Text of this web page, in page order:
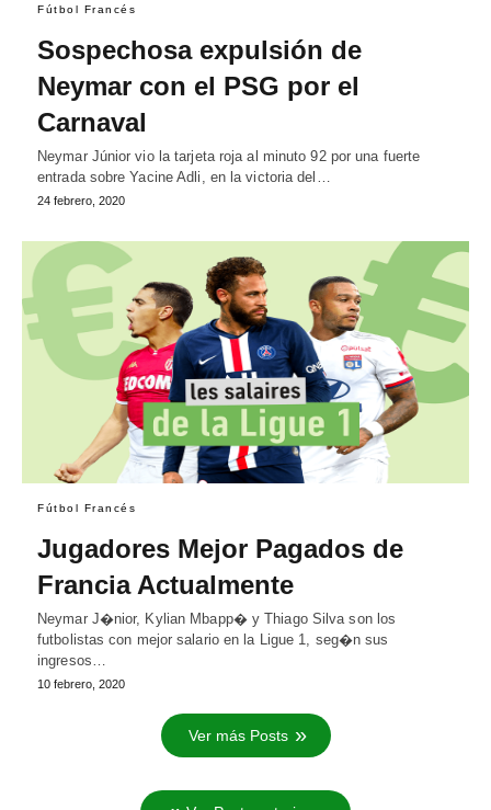
Fútbol Francés
Sospechosa expulsión de
Neymar con el PSG por el
Carnaval
Neymar Júnior vio la tarjeta roja al minuto 92 por una fuerte
entrada sobre Yacine Adli, en la victoria del…
24 febrero, 2020
Fútbol Francés
Jugadores Mejor Pagados de
Francia Actualmente
Neymar J�nior, Kylian Mbapp� y Thiago Silva son los
futbolistas con mejor salario en la Ligue 1, seg�n sus
ingresos…
10 febrero, 2020
Ver más Posts